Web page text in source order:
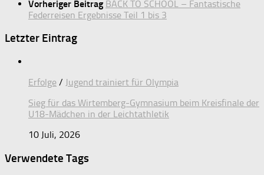
Vorheriger Beitrag BACK TO SCHOOL – Fantastische
Federreisen Ergebnisse Teil 1 bis 3
Letzter Eintrag
Erfolge / Jugend trainiert für Olympia
Sieg für das Wirtemberg-Gymnasium beim Kreisfinale der
U18-Mädchen in der Leichtathletik
10 Juli, 2026
Verwendete Tags